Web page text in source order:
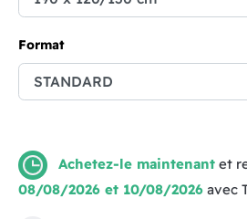
Format
Achetez-le maintenant et
08/08/2026 et 10/08/2026 avec